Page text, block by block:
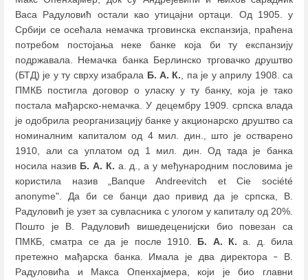
Васа Радуловић остали као утицајни ортаци. Од 1905. у
Србији се oсећала немачка трговинска експанзија, праћена
потребом постојања неке банке која би ту експанзију
подржавала. Немачка банка Берлинско трговачко друштво
(БТД) је у ту сврху изабрала Б. А. К., па је у априлу 1908. са
ПМКБ постигла договор о уласку у ту банку, која је тако
постала мађарско-немачка. У децембру 1909. српска влада
је одобрила реорганизацију банке у акционарско друштво са
номиналним капиталом од 4 мил. дин., што је остварено
1910, али са уплатом од 1 мил. дин. Од тада је банка
носила назив Б. А. К. а. д., а у међународним пословима је
користила назив „Banque Andreevitch et Cie société
anonyme". Да би се банци дао привид да је српска, В.
Радуловић је узет за сувласника с улогом у капиталу од 20%.
Пошто је В. Радуловић вишедеценијски био повезан са
ПМКБ, сматра се да је после 1910. Б. А. К. а. д. била
претежно мађарска банка. Имала је два директора – В.
Радуловића и Макса Опенхајмера, који је био главни